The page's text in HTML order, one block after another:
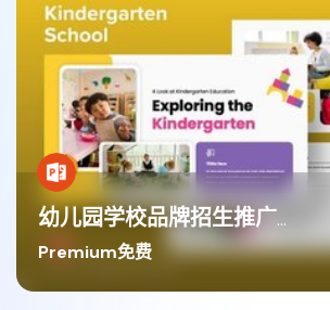
幼儿园学校品牌招生推广活动PPT模板
Premium免费